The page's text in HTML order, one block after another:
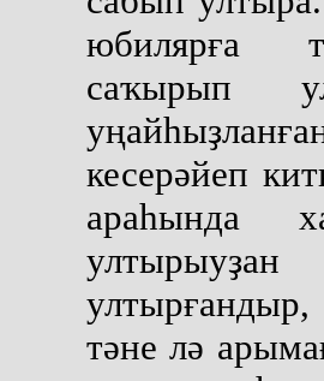
юбилярға
саҡырып
кесерәйеп
араһында
ултырыуҙан
тәне лә